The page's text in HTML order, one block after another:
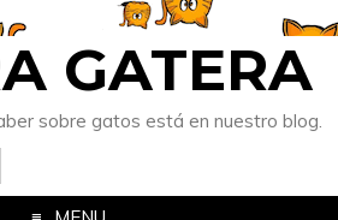
GATERA
sobre gatos está en nuestro blog.